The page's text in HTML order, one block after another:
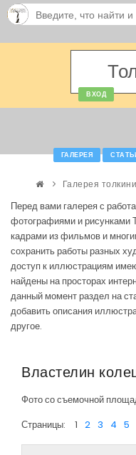
ВХОД
ГАЛЕРЕЯ
Галерея
Перед вами галерея с
фотографиями и рисунками
кадрами из фильмов и
сохранить работы разных
доступ к иллюстрациям
найдены на просторах
данный момент раздел на
добавить описания
другое.
Властелин
Фото со съемочной
Страницы:
1 2 3 4 5